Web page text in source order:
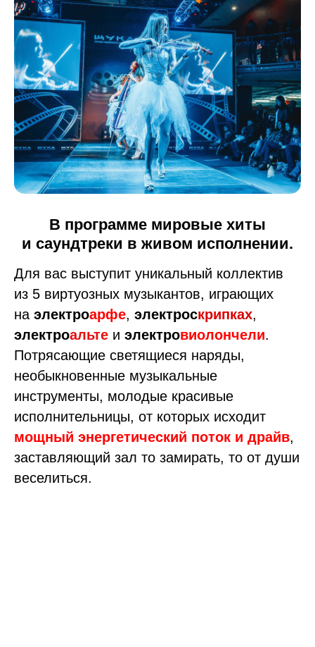
В программе мировые хиты
и саундтреки в живом исполнении.
Для вас выступит уникальный коллектив
из 5 виртуозных музыкантов, играющих
на электроарфе, электроскрипках,
электроальте и электровиолончели.
Потрясающие светящиеся наряды,
необыкновенные музыкальные
инструменты, молодые красивые
исполнительницы, от которых исходит
мощный энергетический поток и драйв,
заставляющий зал то замирать, то от души
веселиться.